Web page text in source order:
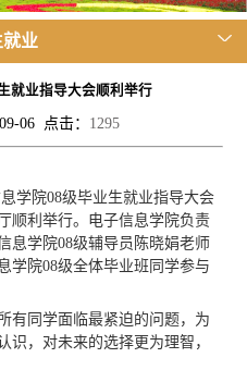
业
就业指导大会顺利举行
06 点击： 1295
学院08级毕业生就业指导大会
顺利举行。电子信息学院负责
息学院08级辅导员陈晓娟老师
学院08级全体毕业班同学参与
有同学面临最紧迫的问题，为
识，对未来的选择更为理智，